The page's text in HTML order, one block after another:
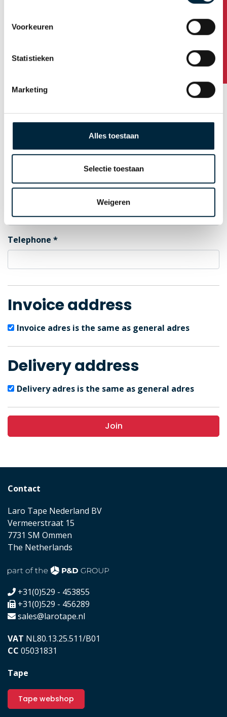
Voorkeuren
Statistieken
Marketing
Alles toestaan
Selectie toestaan
Weigeren
Any questions?
Housenumber /addition
Country
Telephone
Invoice address
Invoice adres is the same as general adres
Delivery address
Delivery adres is the same as general adres
Join
Contact
Laro Tape Nederland BV
Vermeerstraat 15
7731 SM Ommen
The Netherlands
+31(0)529 - 453855
+31(0)529 - 456289
sales@larotape.nl
VAT NL80.13.25.511/B01
CC 05031831
Tape
Tape webshop